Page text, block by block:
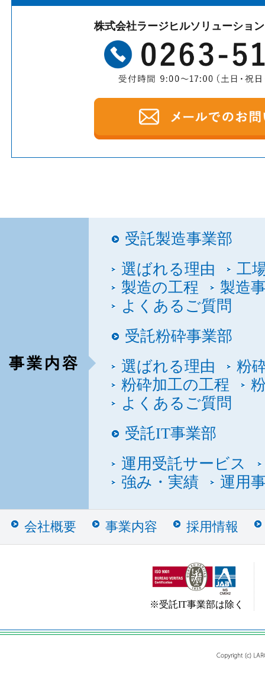
株式会社ラージヒルソリューショ
事業内容
受託製造事業部
選ばれる理由
工
製造の工程
製造
よくあるご質問
受託粉砕事業部
選ばれる理由
粉
粉砕加工の工程
よくあるご質問
受託IT事業部
運用受託サービス
強み・実績
運用
会社概要 事業内容 採用情報
※受託IT事業部は除く